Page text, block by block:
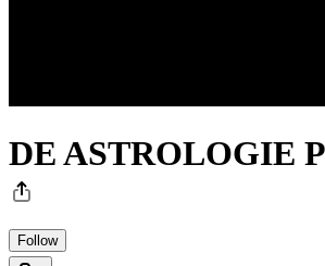
DE ASTROLOGIE
Follow